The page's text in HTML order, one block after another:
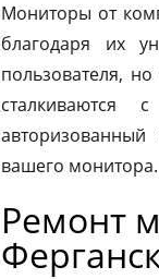
Мониторы от
благодаря их
пользователя,
сталкиваются
вашего монитора.
Ремонт